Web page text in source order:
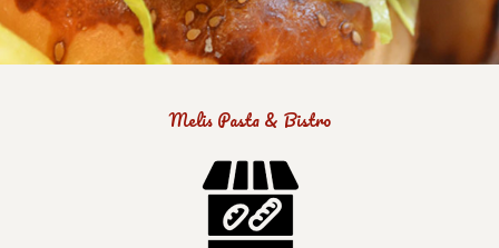
Melis Pasta & Bistro